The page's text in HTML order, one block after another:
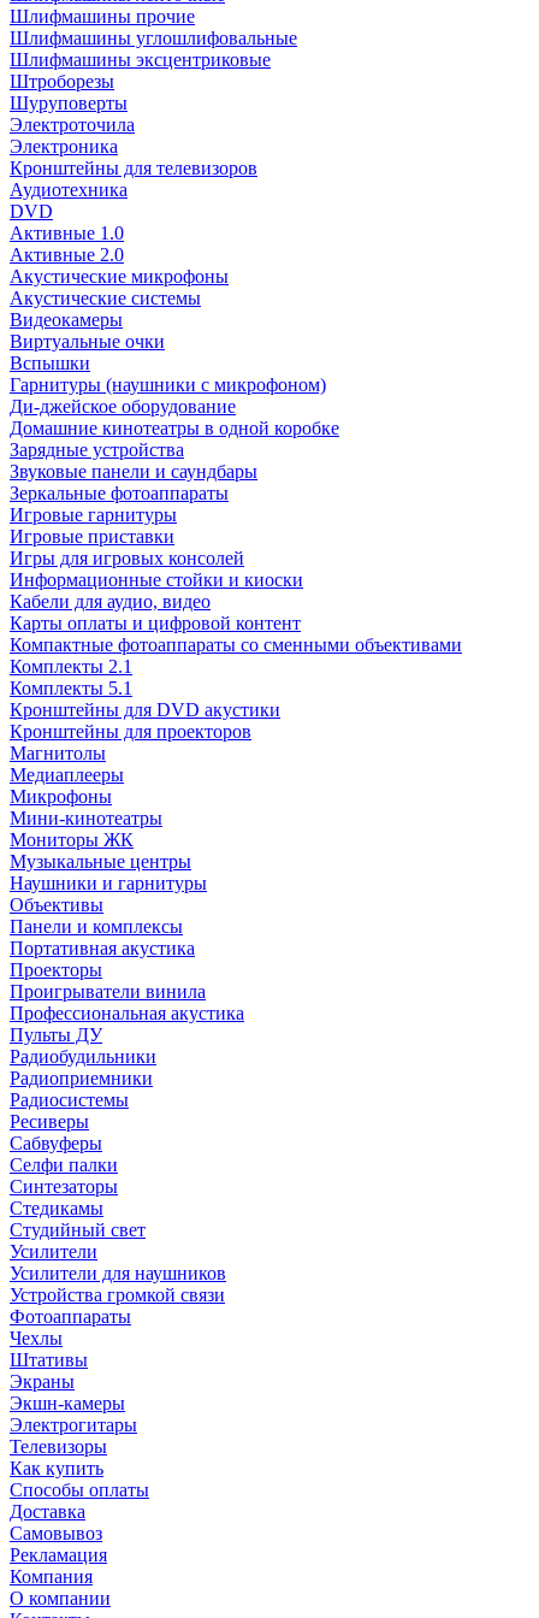
Шлифмашины прочие
Шлифмашины углошлифовальные
Шлифмашины эксцентриковые
Штроборезы
Шуруповерты
Электроточила
Электроника
Кронштейны для телевизоров
Аудиотехника
DVD
Активные 1.0
Активные 2.0
Акустические микрофоны
Акустические системы
Видеокамеры
Виртуальные очки
Вспышки
Гарнитуры (наушники с микрофоном)
Ди-джейское оборудование
Домашние кинотеатры в одной коробке
Зарядные устройства
Звуковые панели и саундбары
Зеркальные фотоаппараты
Игровые гарнитуры
Игровые приставки
Игры для игровых консолей
Информационные стойки и киоски
Кабели для аудио, видео
Карты оплаты и цифровой контент
Компактные фотоаппараты со сменными объективами
Комплекты 2.1
Комплекты 5.1
Кронштейны для DVD акустики
Кронштейны для проекторов
Магнитолы
Медиаплееры
Микрофоны
Мини-кинотеатры
Мониторы ЖК
Музыкальные центры
Наушники и гарнитуры
Объективы
Панели и комплексы
Портативная акустика
Проекторы
Проигрыватели винила
Профессиональная акустика
Пульты ДУ
Радиобудильники
Радиоприемники
Радиосистемы
Ресиверы
Сабвуферы
Селфи палки
Синтезаторы
Стедикамы
Студийный свет
Усилители
Усилители для наушников
Устройства громкой связи
Фотоаппараты
Чехлы
Штативы
Экраны
Экшн-камеры
Электрогитары
Телевизоры
Как купить
Способы оплаты
Доставка
Самовывоз
Рекламация
Компания
О компании